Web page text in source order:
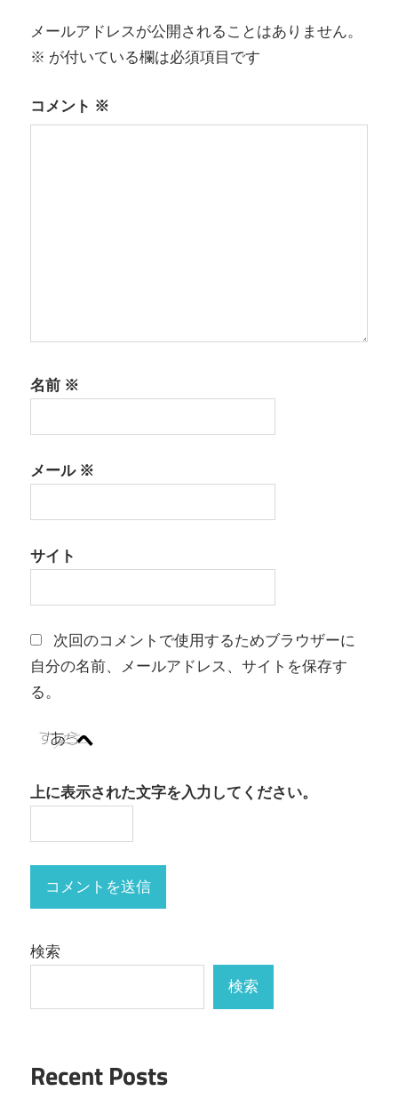
シ
ン
メールアドレスが公開されることはありません。
※ が付いている欄は必須項目です
コメント ※
名前 ※
メール※
サイト
次回のコメントで使用するためブラウザーに
自分の名前、メールアドレス、サイトを保存す
る。
上に表示された文字を入力してください。
検索
検索
Recent Posts